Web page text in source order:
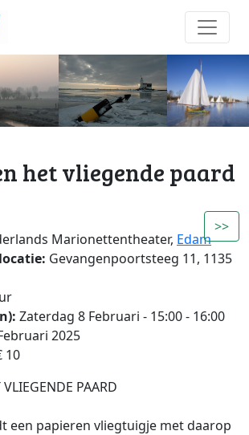
het vliegende paard
>>
Marionettentheater, Edam
Gevangenpoortsteeg 11, 1135
Zaterdag 8 Februari - 15:00 - 16:00
2025
10
PAARD
een papieren vliegtuigje met daarop